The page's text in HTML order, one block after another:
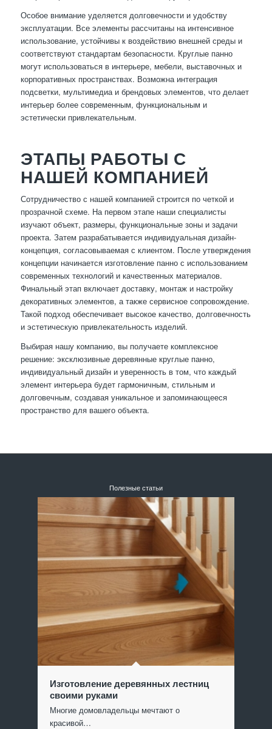
Особое внимание уделяется долговечности и удобству
эксплуатации. Все элементы рассчитаны на интенсивное
использование, устойчивы к воздействию внешней среды и
соответствуют стандартам безопасности. Круглые панно
могут использоваться в интерьере, мебели, выставочных и
корпоративных пространствах. Возможна интеграция
подсветки, мультимедиа и брендовых элементов, что делает
интерьер более современным, функциональным и
эстетически привлекательным.
ЭТАПЫ РАБОТЫ С
НАШЕЙ КОМПАНИЕЙ
Сотрудничество с нашей компанией строится по четкой и
прозрачной схеме. На первом этапе наши специалисты
изучают объект, размеры, функциональные зоны и задачи
проекта. Затем разрабатывается индивидуальная дизайн-
концепция, согласовываемая с клиентом. После утверждения
концепции начинается изготовление панно с использованием
современных технологий и качественных материалов.
Финальный этап включает доставку, монтаж и настройку
декоративных элементов, а также сервисное сопровождение.
Такой подход обеспечивает высокое качество, долговечность
и эстетическую привлекательность изделий.
Выбирая нашу компанию, вы получаете комплексное
решение: эксклюзивные деревянные круглые панно,
индивидуальный дизайн и уверенность в том, что каждый
элемент интерьера будет гармоничным, стильным и
долговечным, создавая уникальное и запоминающееся
пространство для вашего объекта.
Полезные статьи
Изготовление деревянных лестниц
своими руками
Многие домовладельцы мечтают о
красивой…